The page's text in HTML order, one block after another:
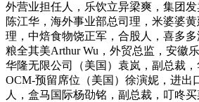
外营业担任人，乐饮立异梁爽，集团
陈江华，海外事业部总司理，米婆婆
理，中焙食物饶正军，合股人，喜多多
粮全其美Arthur Wu，外贸总监，安徽
华隆无限公司（美国）袁岚，副总裁
OCM-预留席位（美国）徐演妮，进出
人，盒马国际杨劭铭，副总裁，叮咚